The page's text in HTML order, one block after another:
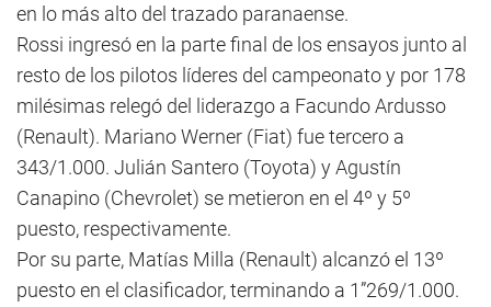
en lo más alto del trazado paranaense.
Rossi ingresó en la parte final de los ensayos junto al
resto de los pilotos líderes del campeonato y por 178
milésimas relegó del liderazgo a Facundo Ardusso
(Renault). Mariano Werner (Fiat) fue tercero a
343/1.000. Julián Santero (Toyota) y Agustín
Canapino (Chevrolet) se metieron en el 4º y 5º
puesto, respectivamente.
Por su parte, Matías Milla (Renault) alcanzó el 13º
puesto en el clasificador, terminando a 1”269/1.000.